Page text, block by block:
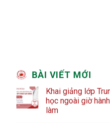
BÀI VIẾT MỚI
Khai giảng lớp
học ngoài giờ
làm